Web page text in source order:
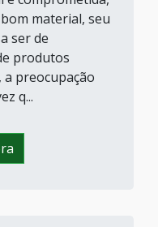
material, seu
ser de
produtos
a preocupação
q...